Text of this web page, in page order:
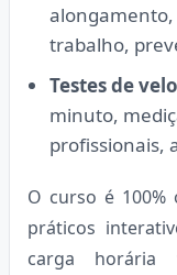
trabalho,
Testes de
minuto,
profissionais,
O curso é 100%
práticos
carga